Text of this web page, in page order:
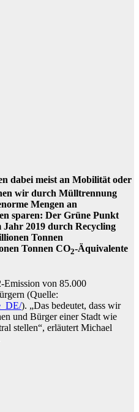
dabei meist an Mobilität oder
wir durch Mülltrennung
Mengen an
sparen: Der Grüne Punkt
Jahr 2019 durch Recycling
Tonnen
Tonnen CO2-Äquivalente
Emission von 85.000
(Quelle:
). „Das bedeutet, dass wir
und Bürger einer Stadt wie
stellen“, erläutert Michael